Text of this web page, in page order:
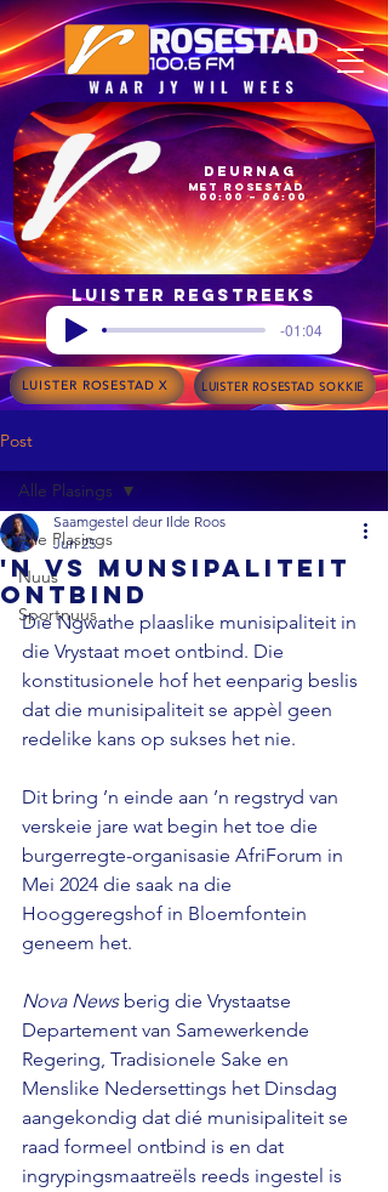
00:00 – 06:00
met Rosestad
Deurnag
Luister regstreeks
-01:04
LUISTER ROSESTAD X LUISTER ROSESTAD SOKKIE
Post
Alle Plasings
Nuus
Sportnuus
Alle Plasings
'n VS munsipaliteit
ontbind
Saamgestel deur Ilde Roos
Jun 25
Die Ngwathe plaaslike munisipaliteit in
die Vrystaat moet ontbind. Die
konstitusionele hof het eenparig beslis
dat die munisipaliteit se appèl geen
redelike kans op sukses het nie.
Dit bring ’n einde aan ’n regstryd van
verskeie jare wat begin het toe die
burgerregte-organisasie AfriForum in
Mei 2024 die saak na die
Hooggeregshof in Bloemfontein
geneem het.
Nova News berig die Vrystaatse
Departement van Samewerkende
Regering, Tradisionele Sake en
Menslike Nedersettings het Dinsdag
aangekondig dat dié munisipaliteit se
raad formeel ontbind is en dat
ingrypingsmaatreëls reeds ingestel is